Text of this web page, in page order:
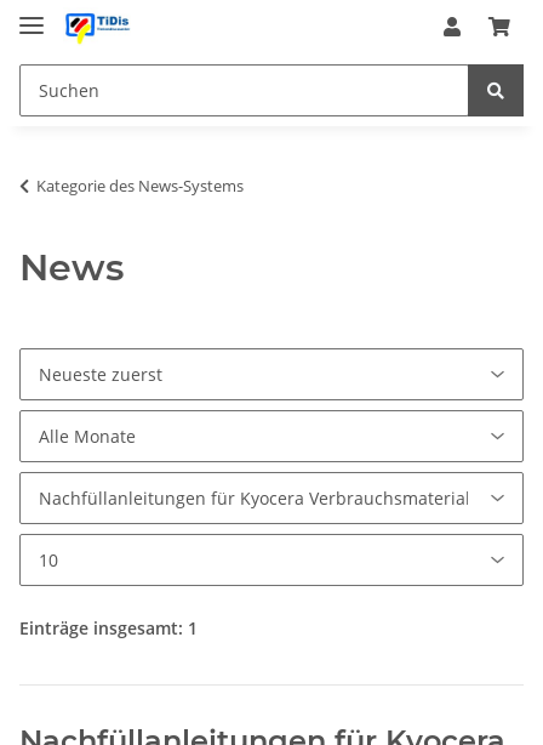
Kategorie des News-Systems
News
Einträge insgesamt: 1